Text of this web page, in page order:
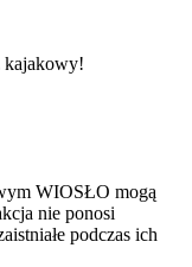
kajakowy!
WIOSŁO mogą
nie ponosi
podczas ich